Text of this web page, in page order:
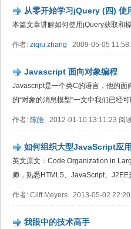
从零开始学习jQuery (四) 使
本篇文章讲解如何使用jQuery获取和
作者: ziqiu.zhang 2009-05-05
Javascript 面向对象编程
Javascript是一个类C的语言，他的面
的“对象的消息模型”一文中我们已经可
作者: 陈皓 2012-01-10 13:11:23 阅
如何组织大型JavaScript应
英文原文：Code Organization in
师，熟悉HTML5、JavaScript、
作者: Cliff Meyers 2013-05-02
我眼中的技术高手